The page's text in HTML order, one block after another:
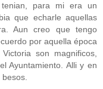
para mi era un
que echarle aquellas
Aun creo que tengo
por aquella época
son magnificos,
Ayuntamiento. Alli y en